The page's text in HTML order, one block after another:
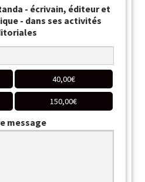
- écrivain, éditeur et
- dans ses activités
40,00€
150,00€
message